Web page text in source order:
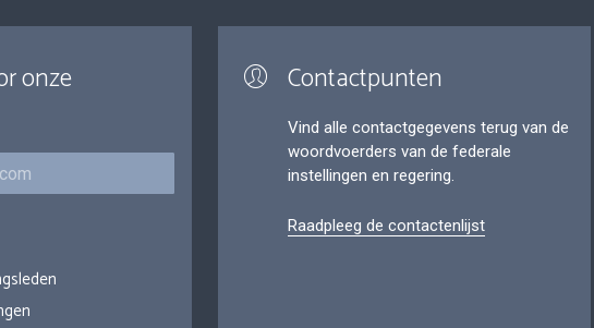
onze
Contactpunten
Vind alle contactgegevens terug van de
woordvoerders van de federale
instellingen en regering.
Raadpleeg de contactenlijst